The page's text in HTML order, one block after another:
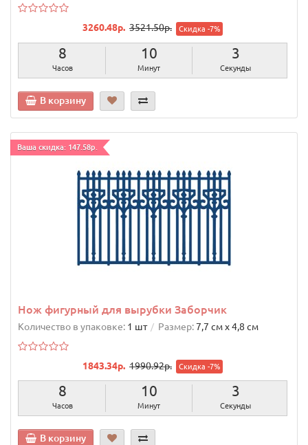
3260.48р. 3521.50р. Скидка -7%
8
Часов
10
Минут
2
Секунды
В корзину
Ваша скидка: 147.58р.
Нож фигурный для вырубки Заборчик
Количество в упаковке: 1 шт Размер:7,7 см х 4,8 см
1843.34р. 1990.92р. Скидка -7%
8
Часов
10
Минут
2
Секунды
В корзину